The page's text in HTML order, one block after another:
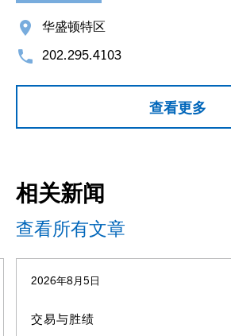
华盛顿特区
202.295.4103
查看更多
相关新闻
查看所有文章
2026年8月5日
交易与胜绩